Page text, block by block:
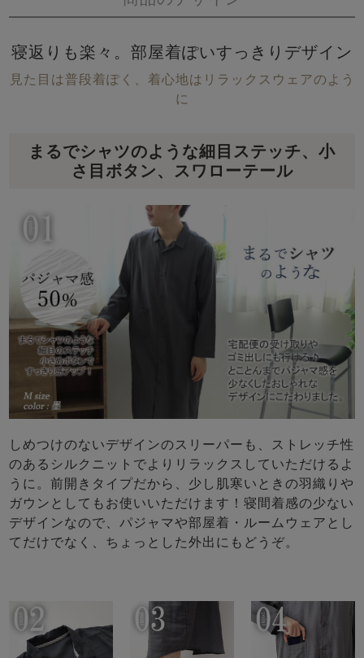
寝返りも楽々。部屋着ぽいすっきりデザイン
見た目は普段着ぽく、着心地はリラックスウェアのよう
に
まるでシャツのような細目ステッチ、小
さ目ボタン、スワローテール
しめつけのないデザインのスリーパーも、ストレッチ性
のあるシルクニットでよりリラックスしていただけるよ
うに。前開きタイプだから、少し肌寒いときの羽織りや
ガウンとしてもお使いいただけます！寝間着感の少ない
デザインなので、パジャマや部屋着・ルームウェアとし
てだけでなく、ちょっとした外出にもどうぞ。